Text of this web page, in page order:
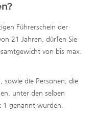
Führerschein der
21 Jahren, dürfen Sie
von bis max.
sowie die Personen, die
unter den selben
genannt wurden.